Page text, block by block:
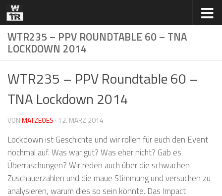
Zum Inhalt springen
WTR235 – PPV ROUNDTABLE 60 – TNA
LOCKDOWN 2014
WTR235 – PPV Roundtable 60 –
TNA Lockdown 2014
VONMATZEOES · 12. MÄRZ 2014
Lockdown ist Geschichte und wir rollen für euch den Event
nochmal auf. Was war gut? Was eher nicht? Gab es
Überraschungen? Wir reden auch über die schwachen
Zuschauerzahlen und die maue Stimmung und versuchen zu
analysieren, warum dies so sein könnte. Das Impact